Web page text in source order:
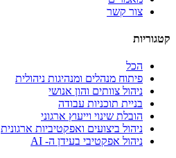
צור קשר
קטגוריות
הכל
פיתוח מנהלים ומנהיגות ניהולית
ניהול צוותים והון אנושי
בניית תוכניות עבודה
הובלת שינוי וייעוץ ארגוני
ניהול ביצועים ואפקטיביות ארגונית
ניהול אפקטיבי בעידן ה- AI